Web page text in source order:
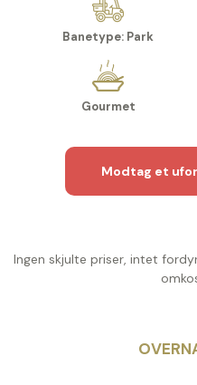
Banetype: Park
Gourmet
Modtag et
Ingen skjulte priser, intet